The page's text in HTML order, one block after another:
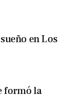
en Los
formó la